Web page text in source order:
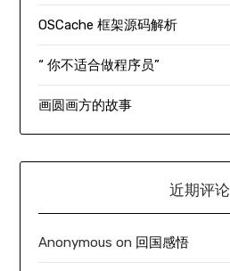
OSCache 框架源码解析
“ 你不适合做程序员”
画圆画方的故事
近期评论
Anonymous on 回国感悟